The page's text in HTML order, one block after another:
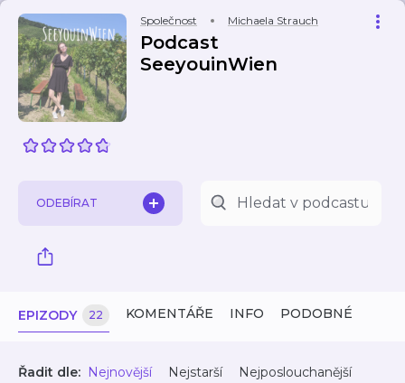
Společnost Michaela Strauch
Podcast
SeeyouinWien
ODEBÍRAT
EPIZODY 22 KOMENTÁŘE INFO PODOBNÉ
Řadit dle: Nejnovější Nejstarší Nejposlouchanější